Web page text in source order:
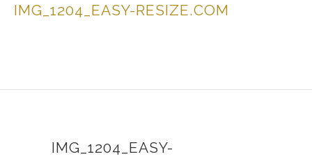
IMG_1204_EASY-RESIZE.COM
IMG_1204_EASY-